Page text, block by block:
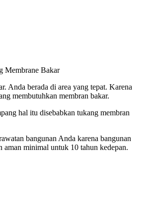
Membrane Bakar
Anda berada di area yang tepat. Karena
membutuhkan membran bakar.
hal itu disebabkan tukang membran
bangunan Anda karena bangunan
aman minimal untuk 10 tahun kedepan.